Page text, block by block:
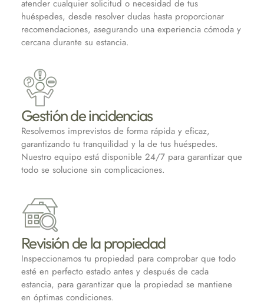
atender cualquier solicitud o necesidad de tus
huéspedes, desde resolver dudas hasta proporcionar
recomendaciones, asegurando una experiencia cómoda y
cercana durante su estancia.
Gestión de incidencias
Resolvemos imprevistos de forma rápida y eficaz,
garantizando tu tranquilidad y la de tus huéspedes.
Nuestro equipo está disponible 24/7 para garantizar que
todo se solucione sin complicaciones.
Revisión de la propiedad
Inspeccionamos tu propiedad para comprobar que todo
esté en perfecto estado antes y después de cada
estancia, para garantizar que la propiedad se mantiene
en óptimas condiciones.